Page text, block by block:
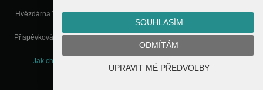
SOUHLASÍM
ODMÍTÁM
UPRAVIT MÉ PŘEDVOLBY
Hvězdárna Valašské Meziříčí, příspěvková organizace, Vsetínská 78, 757
01 Valašské Meziříčí
Příspěvková organizace Zlínského kraje. Telefon:571 611 928, Mobil:777
info@astrovm.cz
Jak chráníme Vaše osobní údaje
WebConsult.cz